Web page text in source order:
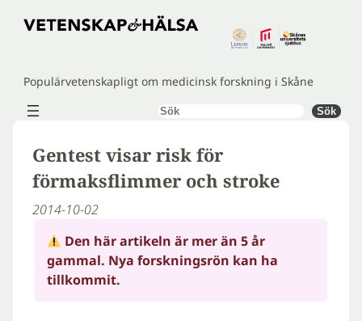
Hoppa
Populärvetenskapligt om medicinsk forskning i Skåne
Sök Sök
Gentest visar risk för
förmaksflimmer och stroke
2014-10-02
Den här artikeln är mer än 5 år
gammal. Nya forskningsrön kan ha
tillkommit.